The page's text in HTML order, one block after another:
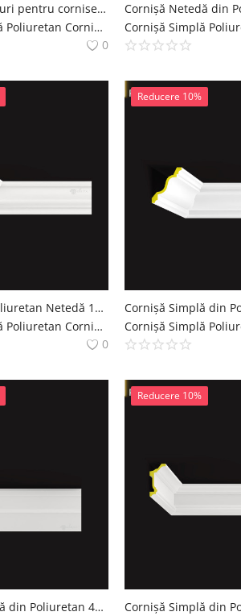
P831212A Preturi pentru cornise simplu de perete din poliuretan pentru decorare tavane
Cornișă Simplă Poliuretan Cornise Simple Decoratiuni Casa polure
0
Cornișă din Poliuretan Netedă 10x10 cm Profil Tavan
Cornișă Simplă Poliuretan Cornise Simple Decoratiuni Casa polure
0
Reducere 10%
Cornișă Netedă din Poliuretan 4x22 cm Profil Decorativ Tavan
Reducere 10%